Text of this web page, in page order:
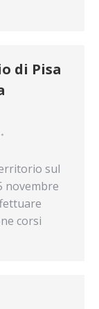
di Pisa
sul
novembre
corsi